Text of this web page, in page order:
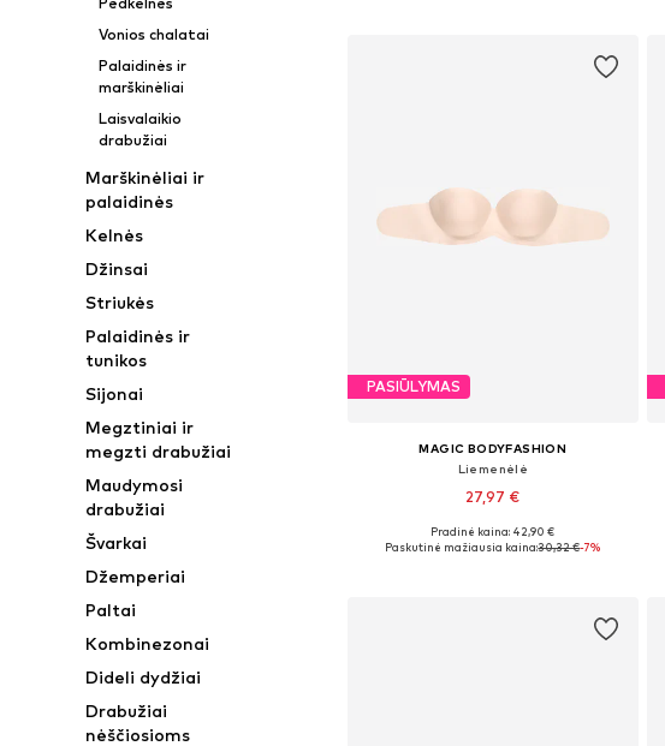
Vonios chalatai
Palaidinės ir
marškinėliai
Laisvalaikio
drabužiai
Marškinėliai ir
palaidinės
Kelnės
Džinsai
Striukės
Palaidinės ir
tunikos
Sijonai
Megztiniai ir
megzti drabužiai
Maudymosi
drabužiai
Švarkai
Džemperiai
Paltai
Kombinezonai
Dideli dydžiai
Drabužiai
nėščiosioms
PASIŪLYMAS
MAGIC BODYFASHION
Liemenėlė
27,97 €
Pradinė kaina: 42,90 €
Paskutinė mažiausia kaina:30,32 €-7%